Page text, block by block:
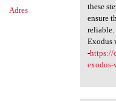
Adres
these
ensure
reliable.
Exodus
-https://
exodus-